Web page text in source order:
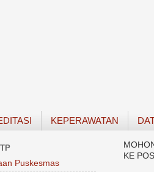
KEPERAWATAN
KE
Puskesmas